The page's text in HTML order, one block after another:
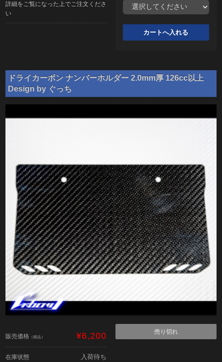
詳細をご覧になった上でご注文くださ
い
ドライカーボン ナンバーホルダー 2.0mm厚 126cc以上
Design by ぐっち
販売価格 （税込） ¥6,200
在庫状態 入荷待ち
売り切れ